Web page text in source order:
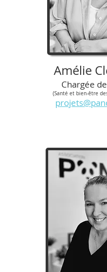
Amélie
Chargée
(Santé et bien-être